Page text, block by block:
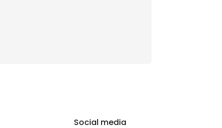
Social media